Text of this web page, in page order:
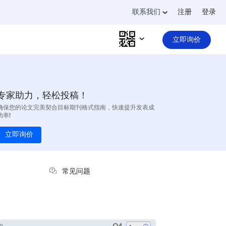
联系我们 注册 登录
立即询价
家助力，轻松投稿！
保您的论文完美契合目标期刊格式指南，快速提升发表成
率!
立即询价
常见问题